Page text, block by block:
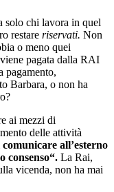
solo chi lavora in quel
restare riservati. Non
o meno quei
pagata dalla RAI
pagamento,
Barbara, o non ha
ai mezzi di
delle attività
all’esterno
consenso“. La Rai,
vicenda, non ha mai